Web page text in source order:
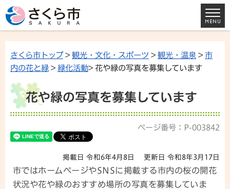
さくら市トップ> 観光・文化・スポーツ > 観光・温泉 > 市
内の花と緑 > 緑化活動> 花や緑の写真を募集しています
花や緑の写真を募集しています
ページ番号：P-003842
掲載日 令和6年4月8日 更新日 令和8年3月17日
市ではホームページやSNSに掲載する市内の桜の開花
状況や花や緑のおすすめ場所の写真を募集していま